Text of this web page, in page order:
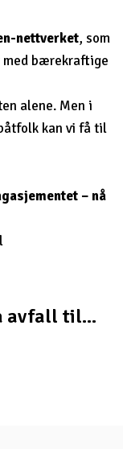
nettverket, som
med bærekraftige
alene. Men i
kan vi få til
– nå
avfall til...